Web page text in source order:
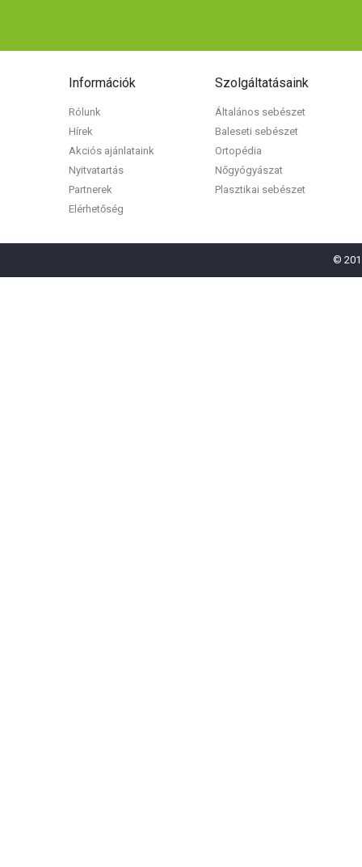
Információk
Rólunk
Hírek
Akciós ajánlataink
Nyitvatartás
Partnerek
Elérhetőség
Szolgáltatásaink
Általános sebészet
Baleseti sebészet
Ortopédia
Nőgyógyászat
Plasztikai sebészet
©